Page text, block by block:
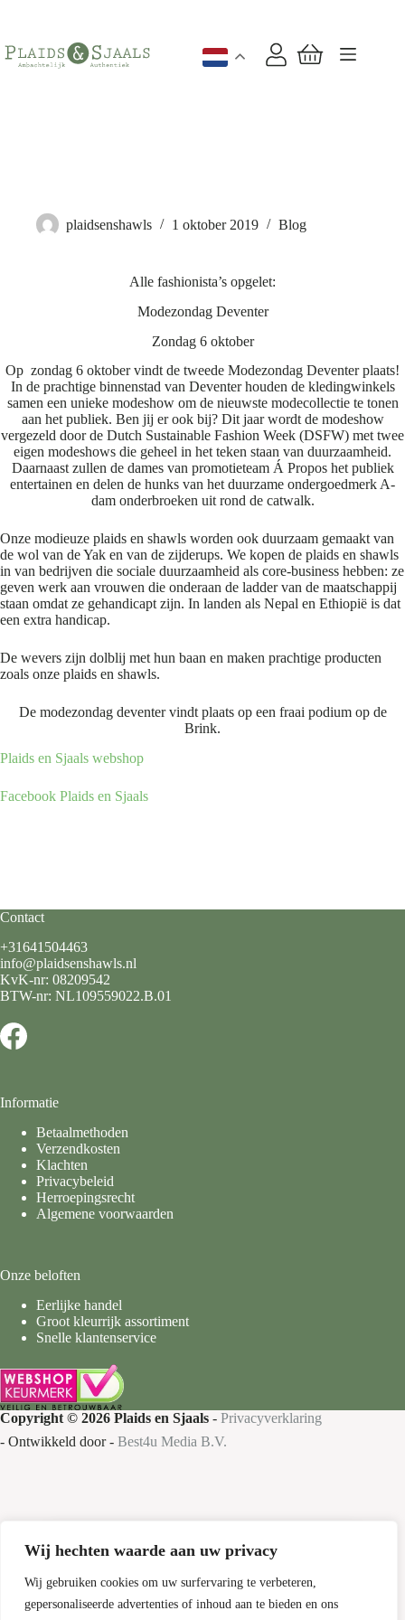
Wij hechten waarde aan uw privacy
Wij gebruiken cookies om uw surfervaring te verbeteren,
gepersonaliseerde advertenties of inhoud aan te bieden en ons
inhoud
Nieuw bij Plaids en Sjaals
Gratis verzending
Bestel nu je favoriete plaids en sjaals met
Winkelwagen
plaidsenshawls 1 oktober 2019 Blog
Alle fashionista’s opgelet:
Modezondag Deventer
Zondag 6 oktober
Op zondag 6 oktober vindt de tweede Modezondag Deventer plaats!
In de prachtige binnenstad van Deventer houden de kledingwinkels
samen een unieke modeshow om de nieuwste modecollectie te tonen
aan het publiek. Ben jij er ook bij? Dit jaar wordt de modeshow
vergezeld door de Dutch Sustainable Fashion Week (DSFW) met twee
eigen modeshows die geheel in het teken staan van duurzaamheid.
Daarnaast zullen de dames van promotieteam Á Propos het publiek
entertainen en delen de hunks van het duurzame ondergoedmerk A-
dam onderbroeken uit rond de catwalk.
Onze modieuze plaids en shawls worden ook duurzaam gemaakt van
de wol van de Yak en van de zijderups. We kopen de plaids en shawls
in van bedrijven die sociale duurzaamheid als core-business hebben: ze
geven werk aan vrouwen die onderaan de ladder van de maatschappij
staan omdat ze gehandicapt zijn. In landen als Nepal en Ethiopië is dat
een extra handicap.
De wevers zijn dolblij met hun baan en maken prachtige producten
zoals onze plaids en shawls.
De modezondag deventer vindt plaats op een fraai podium op de
Brink.
Plaids en Sjaals webshop
Facebook Plaids en Sjaals
Contact
+31641504463
info@plaidsenshawls.nl
KvK-nr: 08209542
BTW-nr: NL109559022.B.01
Informatie
Betaalmethoden
Verzendkosten
Klachten
Privacybeleid
Herroepingsrecht
Algemene voorwaarden
Onze beloften
Eerlijke handel
Groot kleurrijk assortiment
Snelle klantenservice
Copyright © 2026 Plaids en Sjaals - Privacyverklaring
- Ontwikkeld door - Best4u Media B.V.